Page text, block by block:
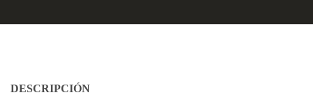
DESCRIPCIÓN